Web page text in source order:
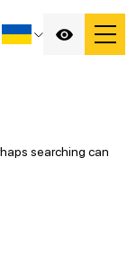
searching can